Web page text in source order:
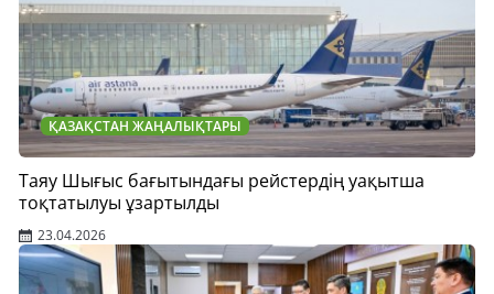
ҚАЗАҚСТАН ЖАҢАЛЫҚТАРЫ
Таяу Шығыс бағытындағы рейстердің уақытша
тоқтатылуы ұзартылды
23.04.2026